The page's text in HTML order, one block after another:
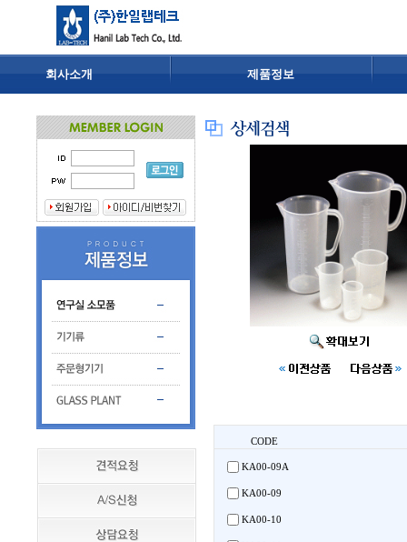
회사소개 제품정보
CODE
KA00-09A
KA00-09
KA00-10